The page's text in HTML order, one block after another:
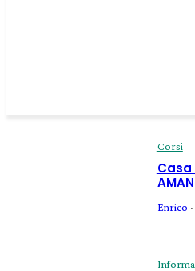
Corsi
Enrico -
Informa